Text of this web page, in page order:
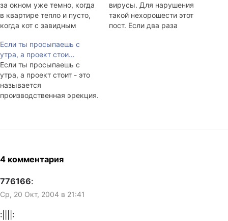
за окном уже темно, когда
в квартире тепло и пусто,
когда кот с завидным
смотря на голод, когда
никто не звонит, не стучит в
двери, когда под одеялом
тепло, а на кухне лежит
сигаретка.
вирусы. Для нарушения
такой нехорошести этот
пост. Если два раза
Если ты просыпаешь с
утра, а проект стои…
Если ты просыпаешь с
утра, а проект стоит - это
называется
производственная эрекция.
4 комментария
776166:
Ср, 20 Окт, 2004 в 21:41
:||||: